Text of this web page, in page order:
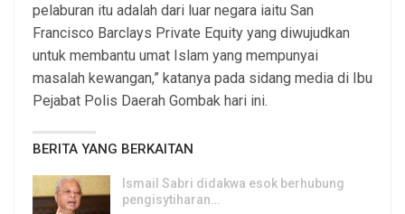
pelaburan itu adalah dari luar negara iaitu San
Francisco Barclays Private Equity yang diwujudkan
untuk membantu umat Islam yang mempunyai
masalah kewangan,” katanya pada sidang media di Ibu
Pejabat Polis Daerah Gombak hari ini.
BERITA YANG BERKAITAN
Ismail Sabri didakwa esok berhubung
pengisytiharan…